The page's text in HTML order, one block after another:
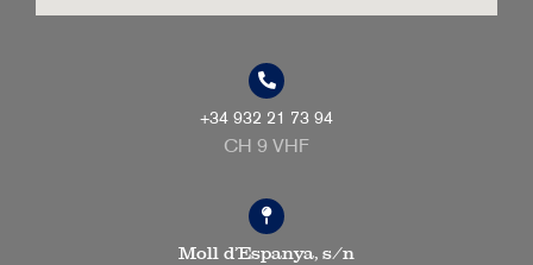
+34 932 21 73 94
CH 9 VHF
Moll d’Espanya, s/n